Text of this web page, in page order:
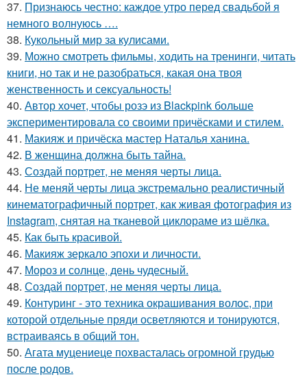
37. Признаюсь честно: каждое утро перед свадьбой я
немного волнуюсь ….
38. Кукольный мир за кулисами.
39. Можно смотреть фильмы, ходить на тренинги, читать
книги, но так и не разобраться, какая она твоя
женственность и сексуальность!
40. Автор хочет, чтобы розэ из Blackpink больше
экспериментировала со своими причёсками и стилем.
41. Макияж и причёска мастер Наталья ханина.
42. В женщина должна быть тайна.
43. Создай портрет, не меняя черты лица.
44. Не меняй черты лица экстремально реалистичный
кинематографичный портрет, как живая фотография из
Instagram, снятая на тканевой циклораме из шёлка.
45. Как быть красивой.
46. Макияж зеркало эпохи и личности.
47. Мороз и солнце, день чудесный.
48. Создай портрет, не меняя черты лица.
49. Контуринг - это техника окрашивания волос, при
которой отдельные пряди осветляются и тонируются,
встраиваясь в общий тон.
50. Агата муцениеце похвасталась огромной грудью
после родов.